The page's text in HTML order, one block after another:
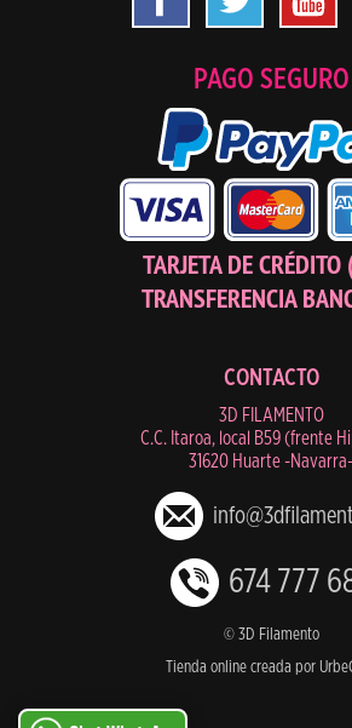
PAGO SEGURO
TARJETA DE
TRANSFERENCIA
CONTACTO
3D FILAMENTO
C.C. Itaroa, local B59 (frente
31620 Huarte -Navarra-
674 777
© 3D Filamento
Tienda online creada por